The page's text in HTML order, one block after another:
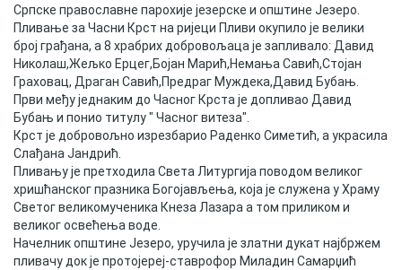
Обавјештења
Заштита од пожара
COVID 19
Геоистраживања
ФИНАНСИЈЕ
ПРИВРЕДА
Пољопривреда
Српске православне парохије језерске и општине Језеро.
Пливање за Часни Крст на ријеци Пливи окупило је велики
број грађана, а 8 храбрих добровољаца је запливало: Давид
Николаш,Жељко Ерцег,Бојан Марић,Немања Савић,Стојан
Граховац, Драган Савић,Предраг Муждека,Давид Бубањ.
Први међу једнаким до Часног Крста је допливао Давид
Бубањ и понио титулу " Часног витеза".
Крст је добровољно изрезбарио Раденко Симетић, а украсила
Слађана Јандрић.
Пливању је претходила Света Литургија поводом великог
хришћанског празника Богојављења, која је служена у Храму
Светог великомученика Кнеза Лазара а том приликом и
великог освећења воде.
Начелник општине Језеро, уручила је златни дукат најбржем
пливачу док је протојереј-ставрофор Миладин Самарџић